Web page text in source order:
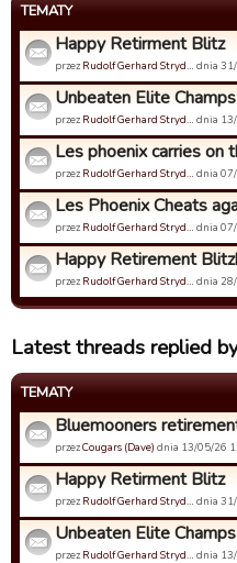
TEMATY
Happy Retirment Blitz
przez Rudolf Gerhard Stryd… dnia
Unbeaten Elite
przez Rudolf Gerhard Stryd… dnia
Les phoenix carries on
przez Rudolf Gerhard Stryd… dnia
Les Phoenix Cheats
przez Rudolf Gerhard Stryd… dnia
Happy Retirement
przez Rudolf Gerhard Stryd… dnia
Latest threads replied
TEMATY
Bluemooners
przezCougars (Dave) dnia 13/05/26
Happy Retirment Blitz
przez Rudolf Gerhard Stryd… dnia
Unbeaten Elite
przez Rudolf Gerhard Stryd… dnia